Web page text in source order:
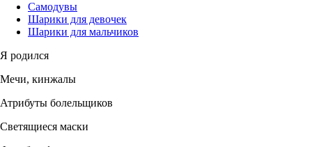
Самодувы
Шарики для девочек
Шарики для мальчиков
Я родился
Мечи, кинжалы
Атрибуты болельщиков
Светящиеся маски